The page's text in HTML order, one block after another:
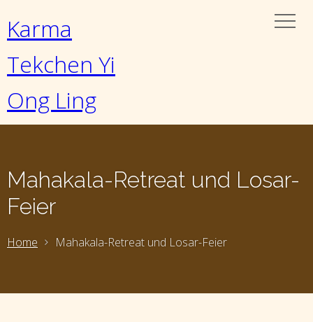
Karma
Tekchen Yi
Ong Ling
Mahakala-Retreat und Losar-
Feier
Home Mahakala-Retreat und Losar-Feier